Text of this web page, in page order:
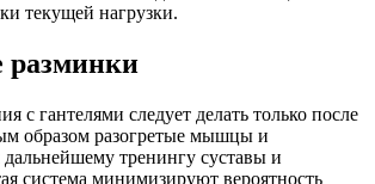
текущей нагрузки.
разминки
с гантелями следует делать только после
образом разогретые мышцы и
тренингу суставы и
система минимизируют вероятность